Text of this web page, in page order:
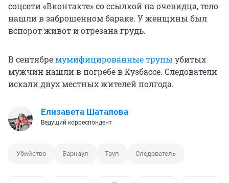
соцсети «Вконтакте» со ссылкой на очевидца, тело
нашли в заброшенном бараке. У женщины был
вспорот живот и отрезана грудь.
В сентябремумифицированные трупы убитых
мужчин нашли в погребе в Кузбассе. Следователи
искали двух местных жителей полгода.
Елизавета Шаталова
Ведущий корреспондент
Убийство Барнаул Труп Следователь